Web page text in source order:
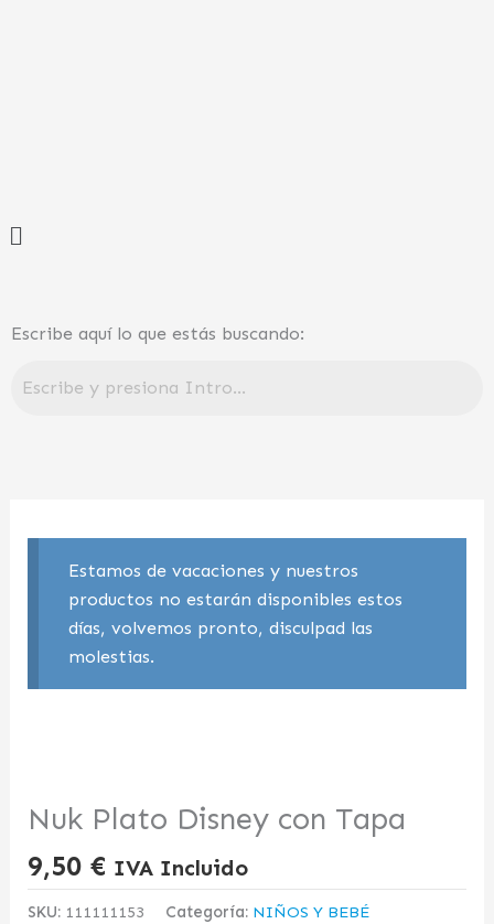
Menú
Escribe aquí lo que estás buscando:
Estamos de vacaciones y nuestros
productos no estarán disponibles estos
días, volvemos pronto, disculpad las
molestias.
Nuk Plato Disney con Tapa
9,50 € IVA Incluido
SKU: 111111153 Categoría: NIÑOS Y BEBÉ